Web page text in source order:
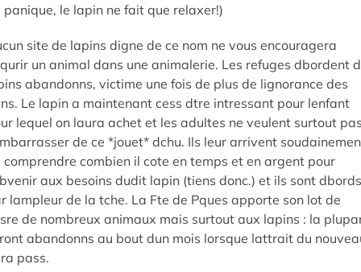
panique, le lapin ne fait que relaxer!)
site de lapins digne de ce nom ne vous encouragera
un animal dans une animalerie. Les refuges dbordent
abandonns, victime une fois de plus de lignorance des
Le lapin a maintenant cess dtre intressant pour lenfant
lequel on laura achet et les adultes ne veulent surtout
de ce *jouet* dchu. Ils leur arrivent
comprendre combien il cote en temps et en argent pour
aux besoins dudit lapin (tiens donc.) et ils sont dbords
lampleur de la tche. La Fte de Pques apporte son lot de
de nombreux animaux mais surtout aux lapins : la
abandonns au bout dun mois lorsque lattrait du
pass.